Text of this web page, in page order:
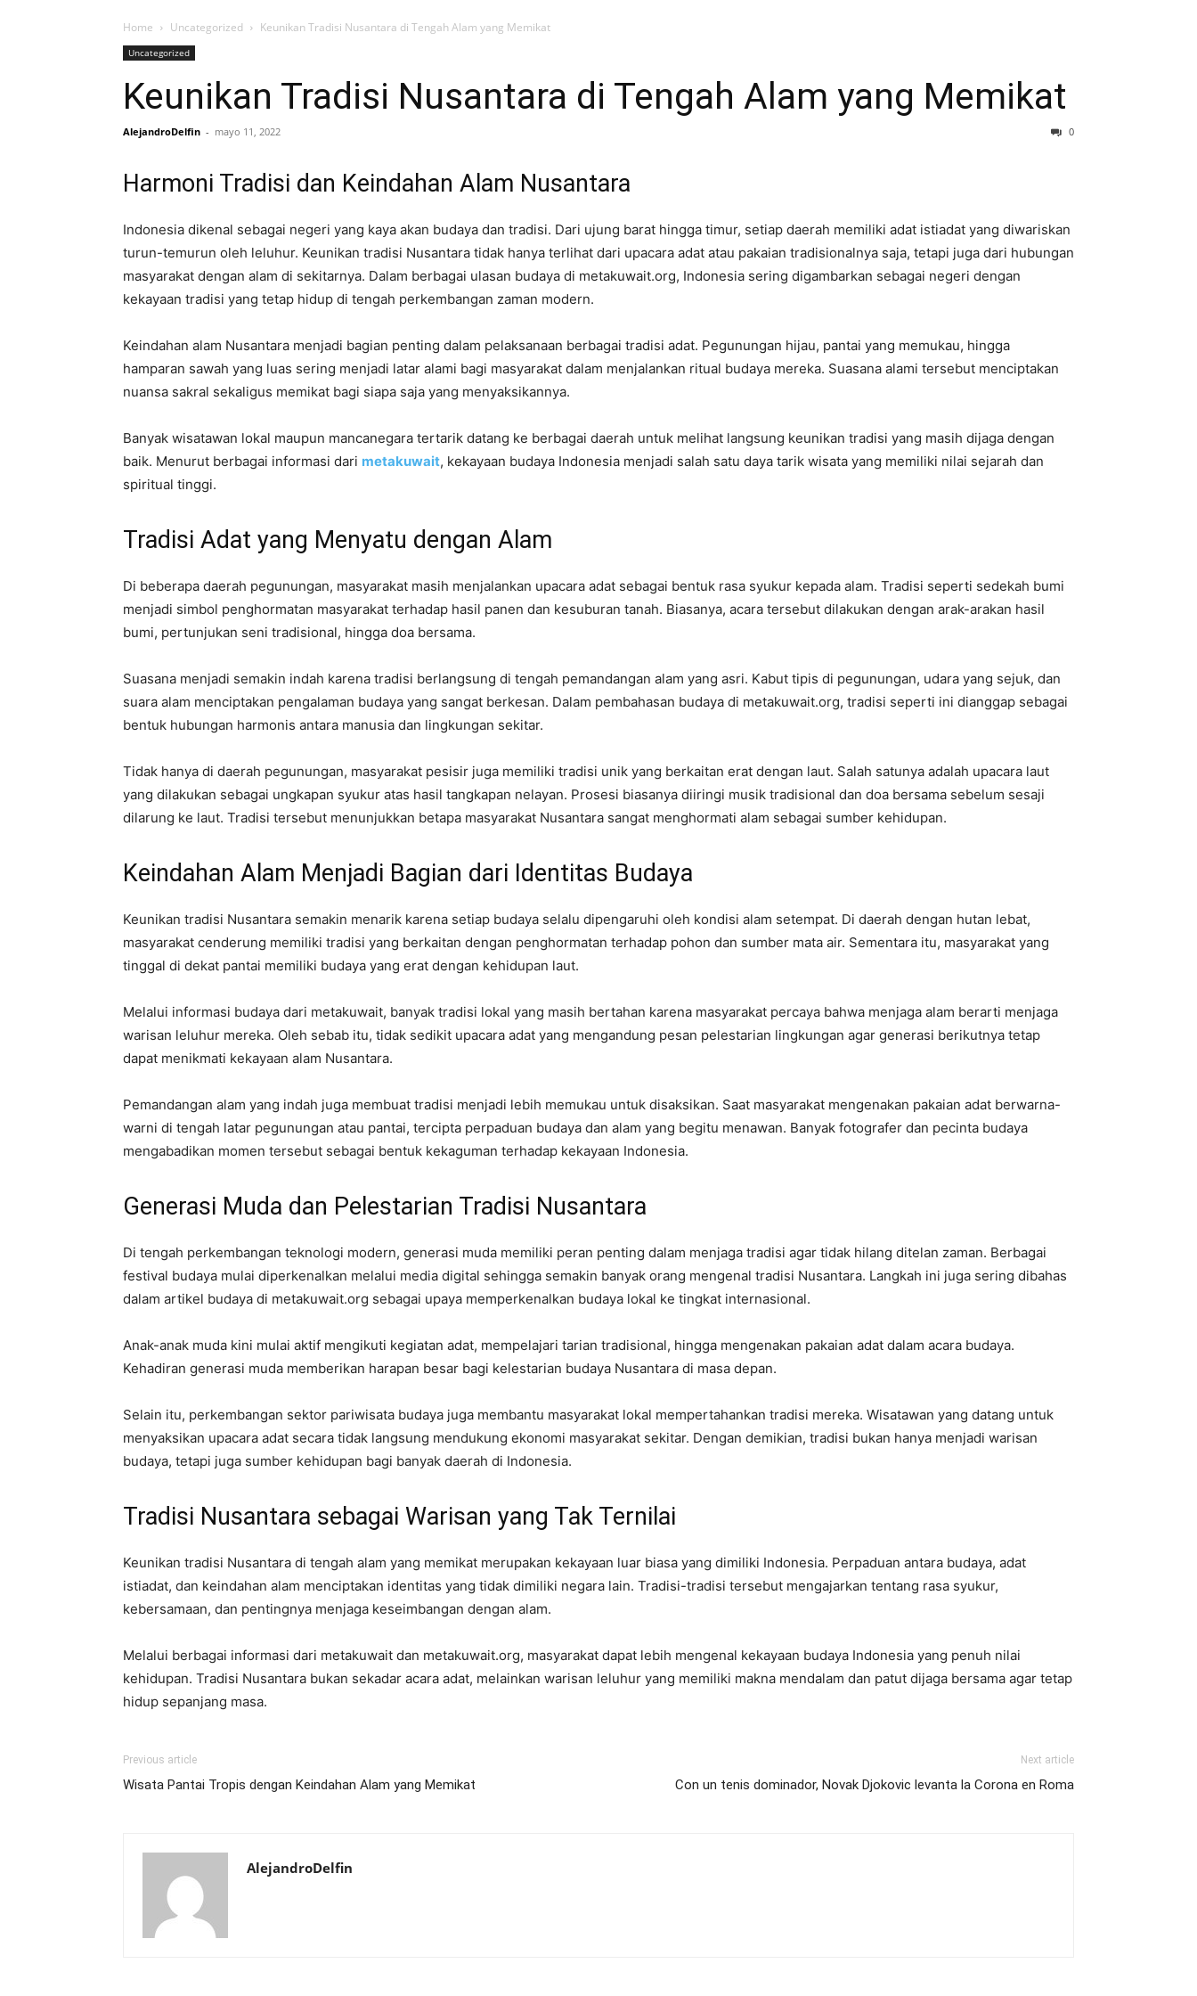
Home Uncategorized Keunikan Tradisi Nusantara di Tengah Alam yang Memikat
Uncategorized
Keunikan Tradisi Nusantara di Tengah Alam yang Memikat
AlejandroDelfin - mayo 11, 2022 0
Harmoni Tradisi dan Keindahan Alam Nusantara
Indonesia dikenal sebagai negeri yang kaya akan budaya dan tradisi. Dari ujung barat hingga timur, setiap daerah memiliki adat istiadat yang diwariskan
turun-temurun oleh leluhur. Keunikan tradisi Nusantara tidak hanya terlihat dari upacara adat atau pakaian tradisionalnya saja, tetapi juga dari hubungan
masyarakat dengan alam di sekitarnya. Dalam berbagai ulasan budaya di metakuwait.org, Indonesia sering digambarkan sebagai negeri dengan
kekayaan tradisi yang tetap hidup di tengah perkembangan zaman modern.
Keindahan alam Nusantara menjadi bagian penting dalam pelaksanaan berbagai tradisi adat. Pegunungan hijau, pantai yang memukau, hingga
hamparan sawah yang luas sering menjadi latar alami bagi masyarakat dalam menjalankan ritual budaya mereka. Suasana alami tersebut menciptakan
nuansa sakral sekaligus memikat bagi siapa saja yang menyaksikannya.
Banyak wisatawan lokal maupun mancanegara tertarik datang ke berbagai daerah untuk melihat langsung keunikan tradisi yang masih dijaga dengan
baik. Menurut berbagai informasi dari metakuwait, kekayaan budaya Indonesia menjadi salah satu daya tarik wisata yang memiliki nilai sejarah dan
spiritual tinggi.
Tradisi Adat yang Menyatu dengan Alam
Di beberapa daerah pegunungan, masyarakat masih menjalankan upacara adat sebagai bentuk rasa syukur kepada alam. Tradisi seperti sedekah bumi
menjadi simbol penghormatan masyarakat terhadap hasil panen dan kesuburan tanah. Biasanya, acara tersebut dilakukan dengan arak-arakan hasil
bumi, pertunjukan seni tradisional, hingga doa bersama.
Suasana menjadi semakin indah karena tradisi berlangsung di tengah pemandangan alam yang asri. Kabut tipis di pegunungan, udara yang sejuk, dan
suara alam menciptakan pengalaman budaya yang sangat berkesan. Dalam pembahasan budaya di metakuwait.org, tradisi seperti ini dianggap sebagai
bentuk hubungan harmonis antara manusia dan lingkungan sekitar.
Tidak hanya di daerah pegunungan, masyarakat pesisir juga memiliki tradisi unik yang berkaitan erat dengan laut. Salah satunya adalah upacara laut
yang dilakukan sebagai ungkapan syukur atas hasil tangkapan nelayan. Prosesi biasanya diiringi musik tradisional dan doa bersama sebelum sesaji
dilarung ke laut. Tradisi tersebut menunjukkan betapa masyarakat Nusantara sangat menghormati alam sebagai sumber kehidupan.
Keindahan Alam Menjadi Bagian dari Identitas Budaya
Keunikan tradisi Nusantara semakin menarik karena setiap budaya selalu dipengaruhi oleh kondisi alam setempat. Di daerah dengan hutan lebat,
masyarakat cenderung memiliki tradisi yang berkaitan dengan penghormatan terhadap pohon dan sumber mata air. Sementara itu, masyarakat yang
tinggal di dekat pantai memiliki budaya yang erat dengan kehidupan laut.
Melalui informasi budaya dari metakuwait, banyak tradisi lokal yang masih bertahan karena masyarakat percaya bahwa menjaga alam berarti menjaga
warisan leluhur mereka. Oleh sebab itu, tidak sedikit upacara adat yang mengandung pesan pelestarian lingkungan agar generasi berikutnya tetap
dapat menikmati kekayaan alam Nusantara.
Pemandangan alam yang indah juga membuat tradisi menjadi lebih memukau untuk disaksikan. Saat masyarakat mengenakan pakaian adat berwarna-
warni di tengah latar pegunungan atau pantai, tercipta perpaduan budaya dan alam yang begitu menawan. Banyak fotografer dan pecinta budaya
mengabadikan momen tersebut sebagai bentuk kekaguman terhadap kekayaan Indonesia.
Generasi Muda dan Pelestarian Tradisi Nusantara
Di tengah perkembangan teknologi modern, generasi muda memiliki peran penting dalam menjaga tradisi agar tidak hilang ditelan zaman. Berbagai
festival budaya mulai diperkenalkan melalui media digital sehingga semakin banyak orang mengenal tradisi Nusantara. Langkah ini juga sering dibahas
dalam artikel budaya di metakuwait.org sebagai upaya memperkenalkan budaya lokal ke tingkat internasional.
Anak-anak muda kini mulai aktif mengikuti kegiatan adat, mempelajari tarian tradisional, hingga mengenakan pakaian adat dalam acara budaya.
Kehadiran generasi muda memberikan harapan besar bagi kelestarian budaya Nusantara di masa depan.
Selain itu, perkembangan sektor pariwisata budaya juga membantu masyarakat lokal mempertahankan tradisi mereka. Wisatawan yang datang untuk
menyaksikan upacara adat secara tidak langsung mendukung ekonomi masyarakat sekitar. Dengan demikian, tradisi bukan hanya menjadi warisan
budaya, tetapi juga sumber kehidupan bagi banyak daerah di Indonesia.
Tradisi Nusantara sebagai Warisan yang Tak Ternilai
Keunikan tradisi Nusantara di tengah alam yang memikat merupakan kekayaan luar biasa yang dimiliki Indonesia. Perpaduan antara budaya, adat
istiadat, dan keindahan alam menciptakan identitas yang tidak dimiliki negara lain. Tradisi-tradisi tersebut mengajarkan tentang rasa syukur,
kebersamaan, dan pentingnya menjaga keseimbangan dengan alam.
Melalui berbagai informasi dari metakuwait dan metakuwait.org, masyarakat dapat lebih mengenal kekayaan budaya Indonesia yang penuh nilai
kehidupan. Tradisi Nusantara bukan sekadar acara adat, melainkan warisan leluhur yang memiliki makna mendalam dan patut dijaga bersama agar tetap
hidup sepanjang masa.
Previous article
Wisata Pantai Tropis dengan Keindahan Alam yang Memikat
Next article
Con un tenis dominador, Novak Djokovic levanta la Corona en Roma
AlejandroDelfin